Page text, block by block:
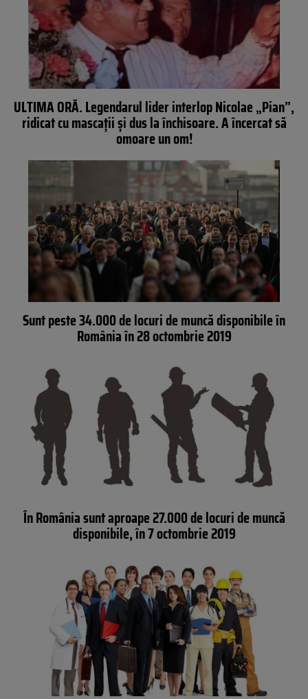
ULTIMA ORĂ. Legendarul lider interlop Nicolae „Pian”,
ridicat cu mascații și dus la închisoare. A încercat să
omoare un om!
Sunt peste 34.000 de locuri de muncă disponibile în
România în 28 octombrie 2019
În România sunt aproape 27.000 de locuri de muncă
disponibile, în 7 octombrie 2019